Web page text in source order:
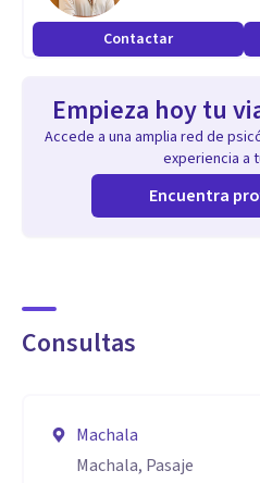
Aptitudes
Enfoque Cognitivo Conductual
Contactar
Empieza hoy tu
Accede a una amplia red de
experiencia a
Encuentra
Consultas
Machala
Machala, Pasaje